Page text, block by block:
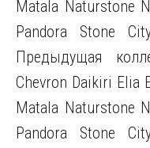
Matala Naturstone
Pandora Stone
Предыдущая
Chevron Daikiri Elia
Matala Naturstone
Pandora Stone